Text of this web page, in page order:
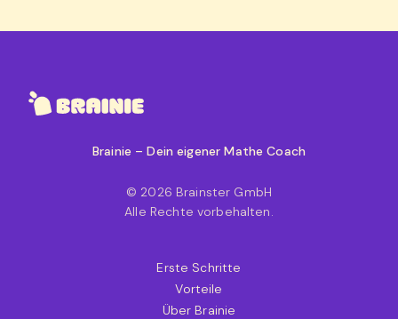
Brainie – Dein eigener Mathe Coach
© 2026 Brainster GmbH
Alle Rechte vorbehalten.
Erste Schritte
Vorteile
Über Brainie